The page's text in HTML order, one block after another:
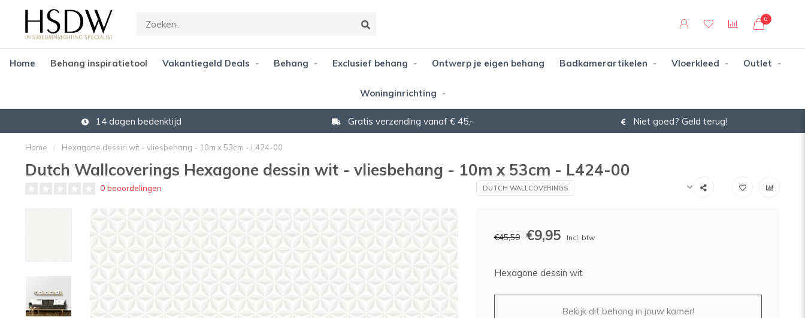
0
Home Behang inspiratietool Vakantiegeld Deals Behang Exclusief behang Ontwerp je eigen behang Badkamerartikelen Vloerkleed Outlet
Woninginrichting
14 dagen bedenktijd Gratis verzending vanaf € 45,- Niet goed? Geld terug!
Home / Hexagone dessin wit - vliesbehang - 10m x 53cm - L424-00
Dutch Wallcoverings Hexagone dessin wit - vliesbehang - 10m x 53cm - L424-00
0 beoordelingen DUTCH WALLCOVERINGS
€45,50 €9,95 Incl. btw
Hexagone dessin wit
Bekijk dit behang in jouw kamer!